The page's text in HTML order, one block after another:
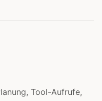
Tool-Aufrufe,